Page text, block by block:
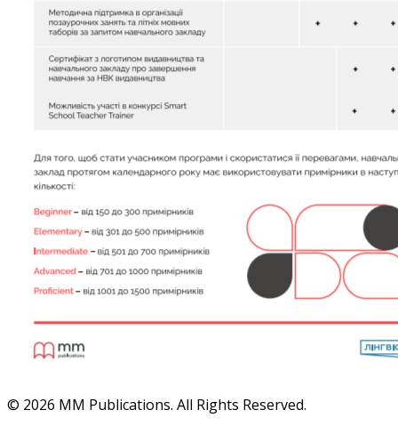
© 2026 MM Publications. All Rights Reserved.